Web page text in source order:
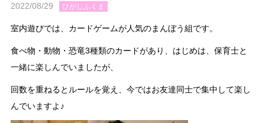
2022/08/29 ひがしふくま
室内遊びでは、カードゲームが人気のまんぼう組です。
食べ物・動物・恐竜3種類のカードがあり、はじめは、保育士と
一緒に楽しんでいましたが、
回数を重ねるとルールを覚え、今ではお友達同士で集中して楽し
んでいますよ♪